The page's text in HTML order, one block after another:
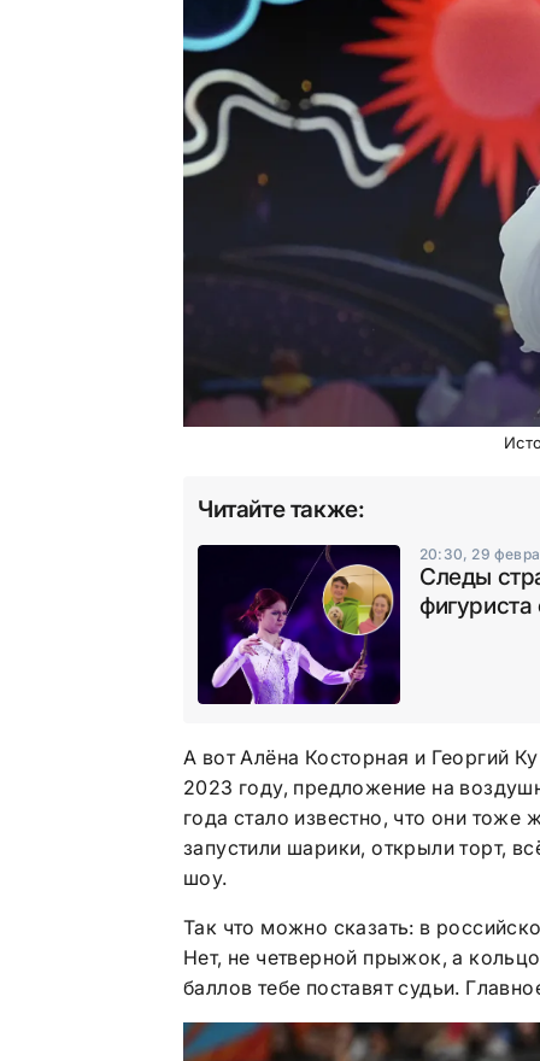
Читайте также:
20:30, 29
Следы
фигуриста
А вот Алёна Косторная и Георгий
2023 году, предложение на
года стало известно, что они тоже
запустили шарики, открыли торт,
шоу.
Так что можно сказать: в
Нет, не четверной прыжок, а
баллов тебе поставят судьи.